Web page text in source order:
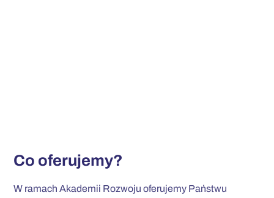
Co oferujemy?
W ramach Akademii Rozwoju oferujemy Państwu